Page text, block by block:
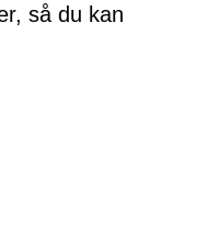
så du kan